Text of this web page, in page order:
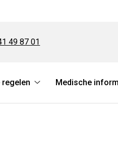
49 87 01
regelen
regelen
Medische